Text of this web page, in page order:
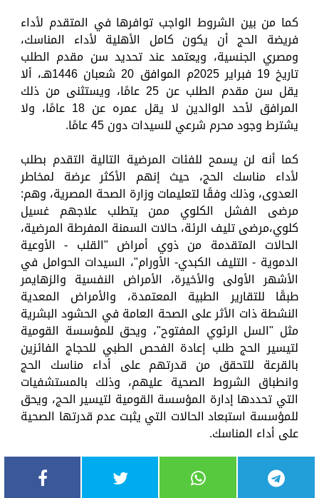
كما من بين الشروط الواجب توافرها في المتقدم لأداء
فريضة الحج أن يكون كامل الأهلية لأداء المناسك،
ومصري الجنسية، ويعتمد عند تحديد سن مقدم الطلب
تاريخ 19 فبراير 2025م الموافق 20 شعبان 1446هـ، ألا
يقل سن مقدم الطلب عن 25 عامًا، ويستثنى من ذلك
المرافق لأحد الوالدين لا يقل عمره عن 18 عامًا، ولا
يشترط وجود محرم شرعي للسيدات دون 45 عامًا.
كما أنه لن يسمح للفئات المرضية التالية التقدم بطلب
لأداء مناسك الحج، حيث إنهم الأكثر عرضة لمخاطر
العدوى، وذلك وفقًا لتعليمات وزارة الصحة المصرية، وهم:
مرضى الفشل الكلوي ممن يتطلب علاجهم غسيل
كلوي،مرضى تليف الرئة، حالات السمنة المفرطة المرضية،
الحالات المتقدمة من ذوي أمراض "القلب - الأوعية
الدموية - التليف الكبدي- الأورام"، السيدات الحوامل في
الأشهر الأولى والأخيرة، الأمراض النفسية والزهايمر
طبقًا للتقارير الطبية المعتمدة، والأمراض المعدية
النشطة ذات الأثر على الصحة العامة في الحشود البشرية
مثل "السل الرئوي المفتوح"، ويحق للمؤسسة القومية
لتيسير الحج طلب إعادة الفحص الطبي للحجاج الفائزين
بالقرعة للتحقق من قدرتهم على أداء مناسك الحج
وانطباق الشروط الصحية عليهم، وذلك بالمستشفيات
التي تحددها إدارة المؤسسة القومية لتيسير الحج، ويحق
للمؤسسة استبعاد الحالات التي يثبت عدم قدرتها الصحية
على أداء المناسك.